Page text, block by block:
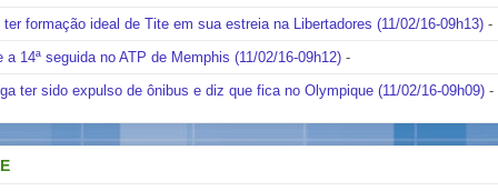
formação ideal de Tite em sua estreia na Libertadores (11/02/16-09h13) -
a 14ª seguida no ATP de Memphis (11/02/16-09h12) -
ter sido expulso de ônibus e diz que fica no Olympique (11/02/16-09h09) -